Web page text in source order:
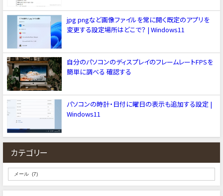
jpg pngなど画像ファイルを常に開く既定のアプリを
変更する設定場所はどこで？ | Windows11
自分のパソコンのディスプレイのフレームレートFPSを
簡単に調べる 確認する
パソコンの時計・日付に曜日の表示も追加する設定 |
Windows11
カテゴリー